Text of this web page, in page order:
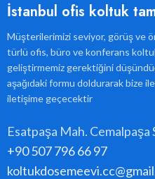
İstanbul ofis koltuk
Müşterilerimizi seviyor, görüş ve
türlü ofis, büro ve konferans
geliştirmemiz gerektiğini
aşağıdaki formu doldurarak bize
iletişime geçecektir
Esatpaşa Mah.
+90 507 796 66 97